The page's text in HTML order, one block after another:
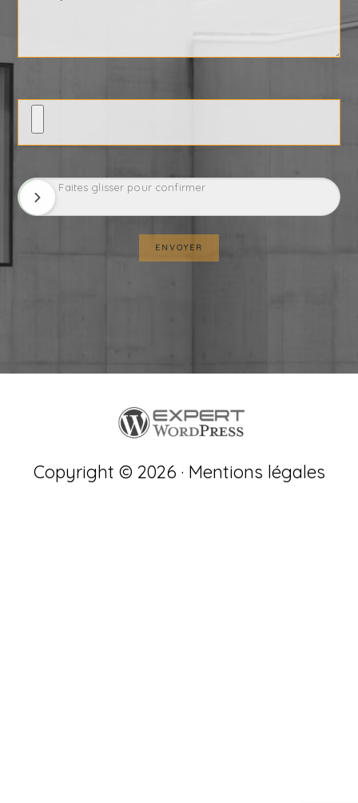
Faites glisser pour confirmer
Copyright © 2026 · Mentions légales